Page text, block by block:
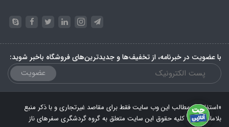
با عضویت در خبرنامه، از تخفیف‌ها و جدیدترین‌های فروشگاه باخبر شوید:
عضویت
«استفاده از مطالب این وب سایت فقط برای مقاصد غیرتجاری و با ذکر منبع
بلامانع است. کلیه حقوق این سایت متعلق به گروه گردشگری سفرهای ناز